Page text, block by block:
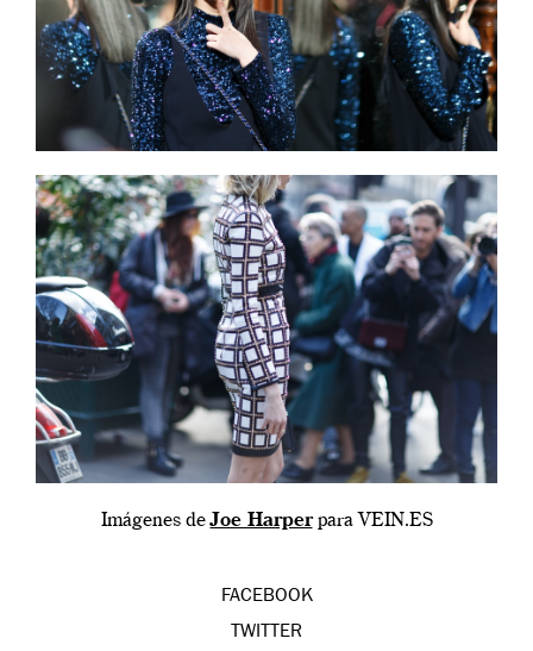
Imágenes deJoe Harperpara VEIN.ES
FACEBOOK
TWITTER